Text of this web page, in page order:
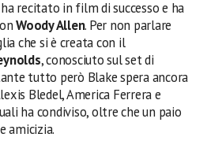
recitato in film di successo e ha
Woody Allen. Per non parlare
che si è creata con il
, conosciuto sul set di
tutto però Blake spera ancora
Bledel, America Ferrera e
ha condiviso, oltre che un paio
amicizia.